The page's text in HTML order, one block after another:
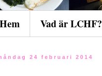
Hem Vad är LCHF?
24 februari 2014